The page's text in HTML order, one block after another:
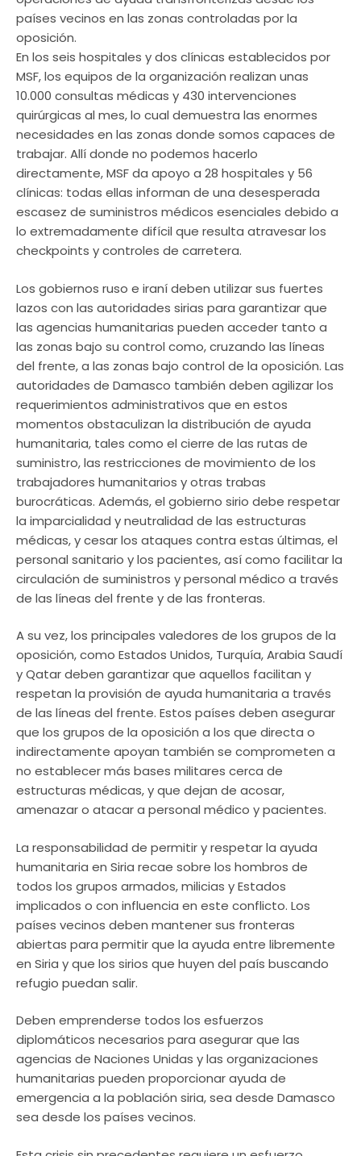
países vecinos en las zonas controladas por la
oposición.
En los seis hospitales y dos clínicas establecidos por
MSF, los equipos de la organización realizan unas
10.000 consultas médicas y 430 intervenciones
quirúrgicas al mes, lo cual demuestra las enormes
necesidades en las zonas donde somos capaces de
trabajar. Allí donde no podemos hacerlo
directamente, MSF da apoyo a 28 hospitales y 56
clínicas: todas ellas informan de una desesperada
escasez de suministros médicos esenciales debido a
lo extremadamente difícil que resulta atravesar los
checkpoints y controles de carretera.
Los gobiernos ruso e iraní deben utilizar sus fuertes
lazos con las autoridades sirias para garantizar que
las agencias humanitarias pueden acceder tanto a
las zonas bajo su control como, cruzando las líneas
del frente, a las zonas bajo control de la oposición. Las
autoridades de Damasco también deben agilizar los
requerimientos administrativos que en estos
momentos obstaculizan la distribución de ayuda
humanitaria, tales como el cierre de las rutas de
suministro, las restricciones de movimiento de los
trabajadores humanitarios y otras trabas
burocráticas. Además, el gobierno sirio debe respetar
la imparcialidad y neutralidad de las estructuras
médicas, y cesar los ataques contra estas últimas, el
personal sanitario y los pacientes, así como facilitar la
circulación de suministros y personal médico a través
de las líneas del frente y de las fronteras.
A su vez, los principales valedores de los grupos de la
oposición, como Estados Unidos, Turquía, Arabia Saudí
y Qatar deben garantizar que aquellos facilitan y
respetan la provisión de ayuda humanitaria a través
de las líneas del frente. Estos países deben asegurar
que los grupos de la oposición a los que directa o
indirectamente apoyan también se comprometen a
no establecer más bases militares cerca de
estructuras médicas, y que dejan de acosar,
amenazar o atacar a personal médico y pacientes.
La responsabilidad de permitir y respetar la ayuda
humanitaria en Siria recae sobre los hombros de
todos los grupos armados, milicias y Estados
implicados o con influencia en este conflicto. Los
países vecinos deben mantener sus fronteras
abiertas para permitir que la ayuda entre libremente
en Siria y que los sirios que huyen del país buscando
refugio puedan salir.
Deben emprenderse todos los esfuerzos
diplomáticos necesarios para asegurar que las
agencias de Naciones Unidas y las organizaciones
humanitarias pueden proporcionar ayuda de
emergencia a la población siria, sea desde Damasco
sea desde los países vecinos.